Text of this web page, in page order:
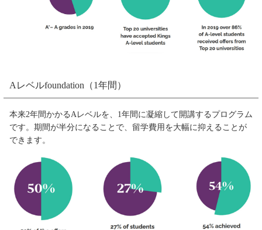
Aレベルfoundation（1年間）
本来2年間かかるAレベルを、1年間に凝縮して開講するプログラム
です。期間が半分になることで、留学費用を大幅に抑えることが
できます。